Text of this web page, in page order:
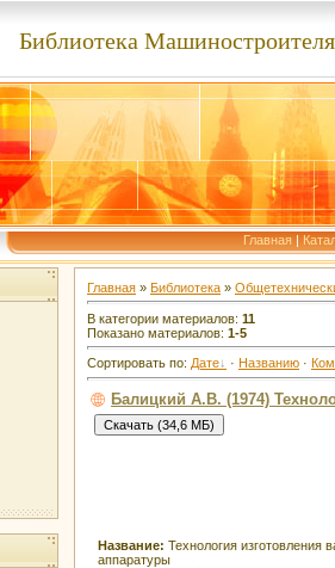
Библиотека Машиностроителя
Главная |
Главная » Библиотека »
В категории материалов: 11
Показано материалов: 1-5
Сортировать по: Дате · Названию ·
Балицкий А.В. (1974)
Название: Технология изготовления
аппаратуры